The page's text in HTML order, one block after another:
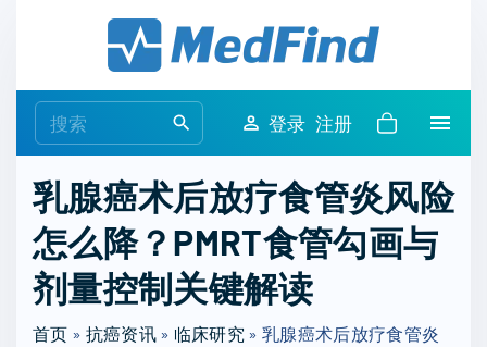
e
r
c
h
f
登录 注册
乳腺癌术后放疗食管炎风险
怎么降？PMRT食管勾画与
剂量控制关键解读
首页 » 抗癌资讯» 临床研究 »乳腺癌术后放疗食管炎